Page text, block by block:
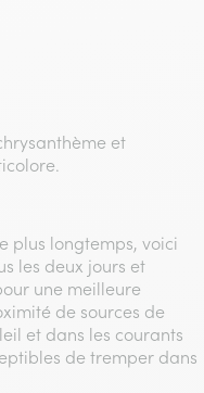
et
plus longtemps, voici
les deux jours et
une meilleure
de sources de
et dans les courants
de tremper dans